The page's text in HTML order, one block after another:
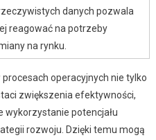
danych pozwala
reagować na potrzeby
na rynku.
operacyjnych nie tylko
zwiększenia efektywności,
potencjału
rozwoju. Dzięki temu mogą